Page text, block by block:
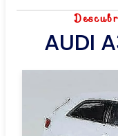
AUDI